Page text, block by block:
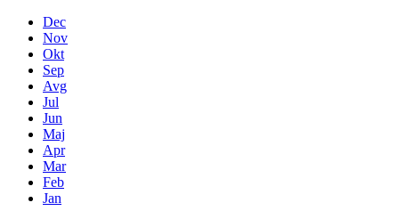
Dec
Nov
Okt
Sep
Avg
Jul
Jun
Maj
Apr
Mar
Feb
Jan